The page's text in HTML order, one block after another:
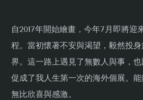
自2017年開始繪畫，今年7月即將迎
程。當初懷著不安與渴望，毅然投
界。這一路上遇見了無數人與事，也
促成了我人生第一次的海外個展。
無比欣喜與感激。